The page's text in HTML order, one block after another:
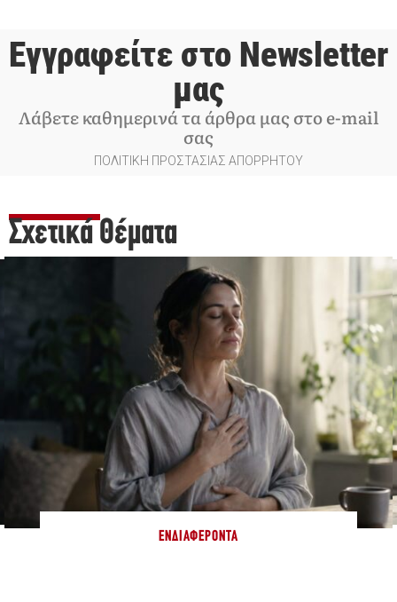
Εγγραφείτε στο Newsletter
μας
Λάβετε καθημερινά τα άρθρα μας στο e-mail
σας
ΠΟΛΙΤΙΚΗ ΠΡΟΣΤΑΣΙΑΣ ΑΠΟΡΡΗΤΟΥ
Σχετικά Θέματα
ΕΝΔΙΑΦΈΡΟΝΤΑ